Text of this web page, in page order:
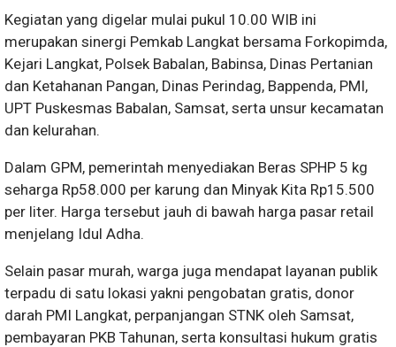
Kegiatan yang digelar mulai pukul 10.00 WIB ini
merupakan sinergi Pemkab Langkat bersama Forkopimda,
Kejari Langkat, Polsek Babalan, Babinsa, Dinas Pertanian
dan Ketahanan Pangan, Dinas Perindag, Bappenda, PMI,
UPT Puskesmas Babalan, Samsat, serta unsur kecamatan
dan kelurahan.
Dalam GPM, pemerintah menyediakan Beras SPHP 5 kg
seharga Rp58.000 per karung dan Minyak Kita Rp15.500
per liter. Harga tersebut jauh di bawah harga pasar retail
menjelang Idul Adha.
Selain pasar murah, warga juga mendapat layanan publik
terpadu di satu lokasi yakni pengobatan gratis, donor
darah PMI Langkat, perpanjangan STNK oleh Samsat,
pembayaran PKB Tahunan, serta konsultasi hukum gratis